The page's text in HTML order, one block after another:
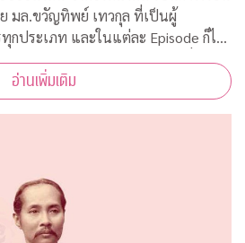
มล.ขวัญทิพย์ เทวกุล ที่เป็นผู้
กประเภท และในแต่ละ Episode ก็ได้
รย์ ผู้ทรงคุณวุฒิ จากคณะต่างๆ ที่มาให้
ด้วย
อ่านเพิ่มเติม